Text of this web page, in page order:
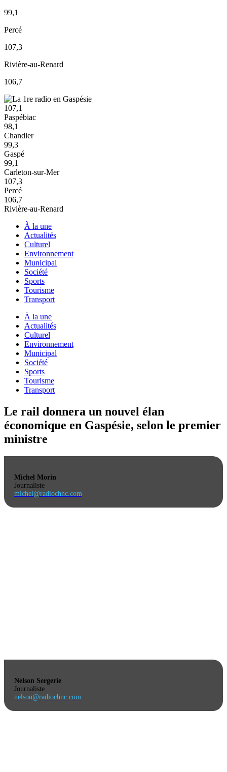
99,1
Percé
107,3
Rivière-au-Renard
106,7
107,1
Paspébiac
98,1
Chandler
99,3
Gaspé
99,1
Carleton-sur-Mer
107,3
Percé
106,7
Rivière-au-Renard
À la une
Actualités
Culturel
Environnement
Municipal
Société
Sports
Tourisme
Transport
À la une
Actualités
Culturel
Environnement
Municipal
Société
Sports
Tourisme
Transport
Le rail donnera un nouvel élan
économique en Gaspésie, selon le premier
ministre
Michel Morin
Journaliste
michel@radiochnc.com
Nelson Sergerie
Journaliste
nelson@radiochnc.com